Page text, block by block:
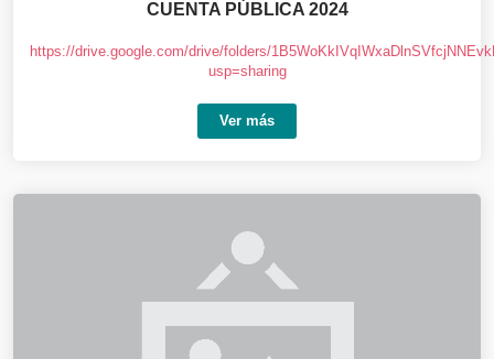
CUENTA PÚBLICA 2024
https://drive.google.com/drive/folders/
usp=sharing
Ver más